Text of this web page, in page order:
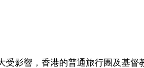
受影響，香港的普通旅行團及基